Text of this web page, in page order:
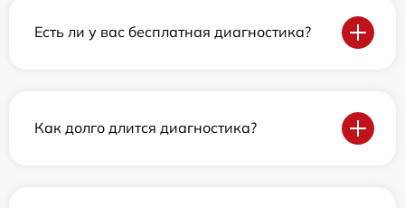
Есть ли у вас бесплатная диагностика?
Как долго длится диагностика?